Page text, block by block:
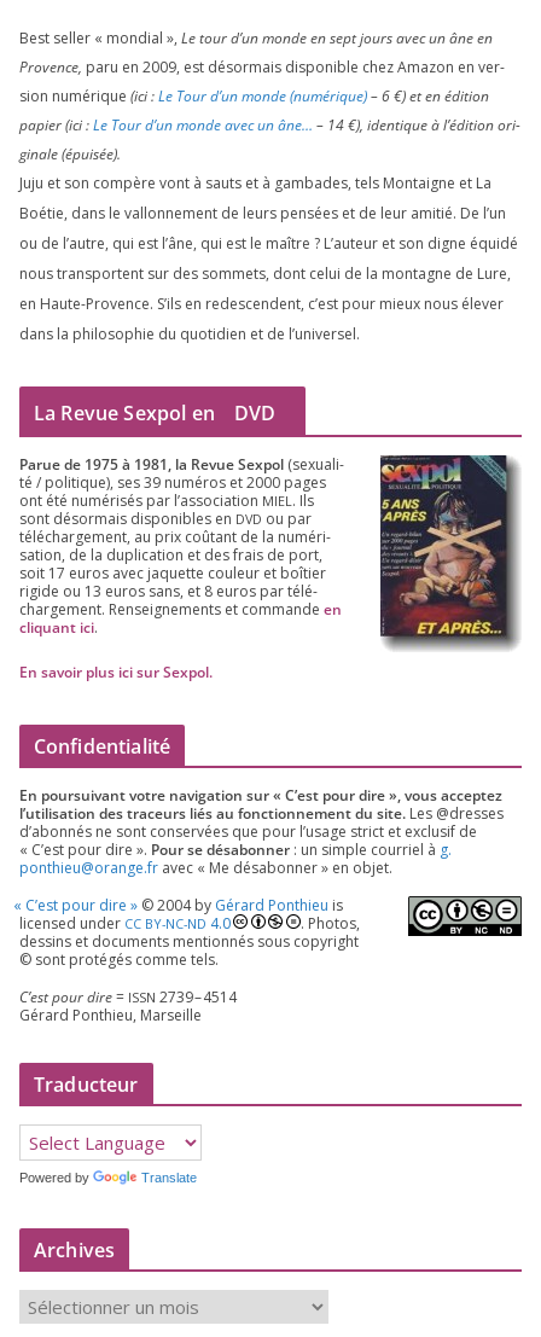
Best sel­ler « mon­dial », Le tour d’un monde en sept jours avec un âne en
Provence, paru en 2009, est désor­mais dis­po­nible chez Amazon en ver­
sion numé­rique (ici :Le Tour d’un monde (numé­rique)–6€) et en édi­tion
papier (ici :Le Tour d’un monde avec un âne… – 14€), iden­tique à l’é­di­tion ori­
gi­nale (épui­sée).
Juju et son com­père vont à sauts et à gam­bades, tels Montaigne et La
Boétie, dans le val­lon­ne­ment de leurs pen­sées et de leur ami­tié. De l’un
ou de l’autre, qui est l’âne, qui est le maître ? L’auteur et son digne équi­dé
nous trans­portent sur des som­mets, dont celui de la mon­tagne de Lure,
en Haute-Provence. S’ils en redes­cendent, c’est pour mieux nous éle­ver
dans la phi­lo­so­phie du quo­ti­dien et de l’universel.
La Revue Sexpol en DVD
Parue de 1975à 1981, la Revue Sex­pol (sexua­li­
té /​ poli­tique), ses39 numé­ros et2000 pages
ont été numé­ri­sés par l’as­so­cia­tion MIEL. Ils
sont désor­mais dis­po­nibles en DVD ou par
télé­char­ge­ment, au prix coû­tant de la numé­ri­
sa­tion, de la dupli­ca­tion et des frais de port,
soit 17 euros avec jaquette cou­leur et boî­tier
rigide ou 13 euros sans, et 8 euros par télé­
char­ge­ment. Ren­sei­gne­ments et com­mande en
cli­quant ici.
En savoir plus ici sur Sexpol.
Confidentialité
En pour­sui­vant votre navi­ga­tion sur « C’est pour dire », vous accep­tez
l’utilisation des tra­ceurs liés au fonc­tion­ne­ment du site. Les @dresses
d’a­bon­nés ne sont conser­vées que pour l’u­sage strict et exclu­sif de
« C’est pour dire ». Pour se désa­bon­ner : un simple cour­riel à g.​
ponthieu@​orange.​fr avec « Me désa­bon­ner » en objet.
« C’est pour dire » ©2004by Gérard Ponthieu is
licen­sed under CC BY-NC-ND 4.0
. Photos,
des­sins et docu­ments men­tion­nés sous copy­right
© sont pro­té­gés comme tels.
C’est pour dire= ISSN 2739–4514
Gérard Ponthieu, Marseille
Traducteur
Powered by Translate
Archives